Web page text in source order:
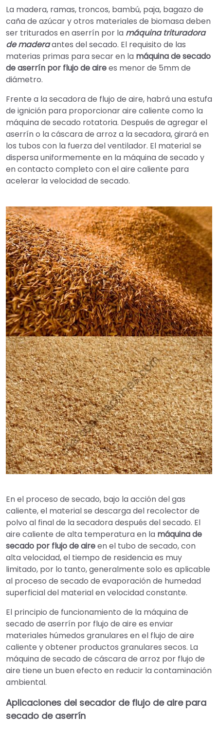
La madera, ramas, troncos, bambú, paja, bagazo de
caña de azúcar y otros materiales de biomasa deben
ser triturados en aserrín por la máquina trituradora
de maderaantes del secado. El requisito de las
materias primas para secar en la máquina de secado
de aserrín por flujo de airees menor de 5mm de
diámetro.
Frente a la secadora de flujo de aire, habrá una estufa
de ignición para proporcionar aire caliente como la
máquina de secado rotatoria. Después de agregar el
aserrín o la cáscara de arroz a la secadora, girará en
los tubos con la fuerza del ventilador. El material se
dispersa uniformemente en la máquina de secado y
en contacto completo con el aire caliente para
acelerar la velocidad de secado.
En el proceso de secado, bajo la acción del gas
caliente, el material se descarga del recolector de
polvo al final de la secadora después del secado. El
aire caliente de alta temperatura en la máquina de
secado por flujo de aireen el tubo de secado, con
alta velocidad, el tiempo de residencia es muy
limitado, por lo tanto, generalmente solo es aplicable
al proceso de secado de evaporación de humedad
superficial del material en velocidad constante.
El principio de funcionamiento de la máquina de
secado de aserrín por flujo de aire es enviar
materiales húmedos granulares en el flujo de aire
caliente y obtener productos granulares secos. La
máquina de secado de cáscara de arroz por flujo de
aire tiene un buen efecto en reducir la contaminación
ambiental.
Aplicaciones del secador de flujo de aire para
secado de aserrín